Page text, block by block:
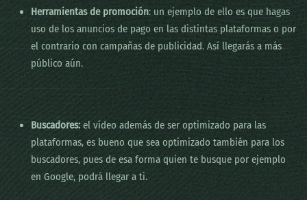
Herramientas de promoción: un ejemplo de ello es que hagas
uso de los anuncios de pago en las distintas plataformas o por
el contrario con campañas de publicidad. Así llegarás a más
público aún.
Buscadores: el vídeo además de ser optimizado para las
plataformas, es bueno que sea optimizado también para los
buscadores, pues de esa forma quien te busque por ejemplo
en Google, podrá llegar a ti.